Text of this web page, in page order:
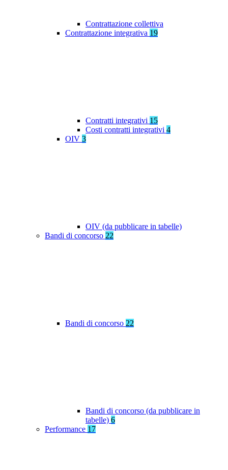
Contrattazione collettiva
Contrattazione integrativa 19
Contratti integrativi 15
Costi contratti integrativi 4
OIV 3
OIV (da pubblicare in tabelle)
Bandi di concorso 22
Bandi di concorso 22
Bandi di concorso (da pubblicare in
tabelle) 6
Performance 17